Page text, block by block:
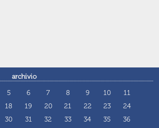
archivio
5 6 7 8 9 10
11
18 19 20 21 22 23
24
30 31 32 33 34 35
36